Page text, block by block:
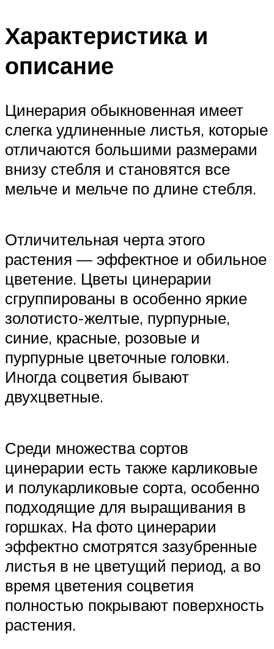
Характеристика и
описание
Цинерария обыкновенная имеет
слегка удлиненные листья, которые
отличаются большими размерами
внизу стебля и становятся все
мельче и мельче по длине стебля.
Отличительная черта этого
растения — эффектное и обильное
цветение. Цветы цинерарии
сгруппированы в особенно яркие
золотисто-желтые, пурпурные,
синие, красные, розовые и
пурпурные цветочные головки.
Иногда соцветия бывают
двухцветные.
Среди множества сортов
цинерарии есть также карликовые
и полукарликовые сорта, особенно
подходящие для выращивания в
горшках. На фото цинерарии
эффектно смотрятся зазубренные
листья в не цветущий период, а во
время цветения соцветия
полностью покрывают поверхность
растения.